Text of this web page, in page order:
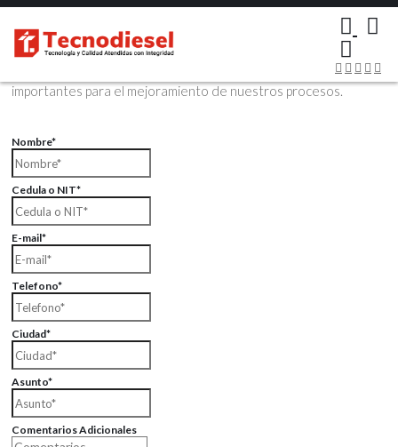
Contáctenos Vía Email
Envíenos sus datos con sus comentarios, sus opiniones son muy
importantes para el mejoramiento de nuestros procesos.
Nombre*
Cedula o NIT*
E-mail*
Telefono*
Ciudad*
Asunto*
Comentarios Adicionales